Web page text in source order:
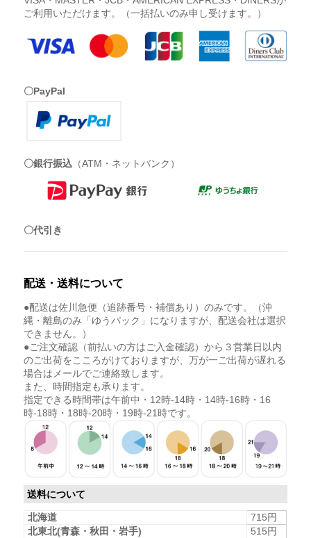
ご利用いただけます。（一括払いのみ申し受けます。）
〇PayPal
〇銀行振込 （ATM・ネットバンク）
〇代引き
配送・送料について
●配送は佐川急便（追跡番号・補償あり）のみです。（沖
縄・離島のみ「ゆうパック」になりますが、配送会社は選択
できません。）
●ご注文確認（前払いの方はご入金確認）から３営業日以内
のご出荷をこころがけておりますが、万が一ご出荷が遅れる
場合はメールでご連絡致します。
また、時間指定も承ります。
指定できる時間帯は午前中・12時-14時・14時-16時・16
時-18時・18時-20時・19時-21時です。
送料について
北海道
715円
北東北(青森・秋田・岩手)
515円